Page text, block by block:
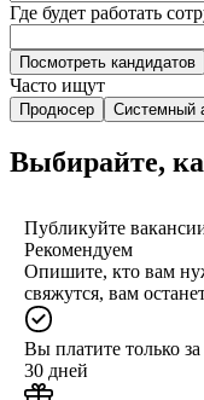
Где будет работать
Посмотреть кандидатов
Часто ищут
Продюсер Системный
Выбирайте,
Публикуйте
Рекомендуем
Опишите, кто вам
свяжутся, вам
Вы платите только
30 дней